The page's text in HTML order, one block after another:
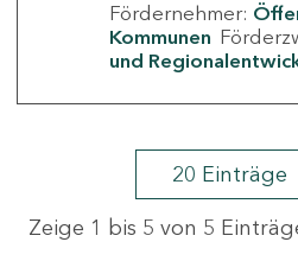
Fördernehmer:
Kommunen
und
20 Einträge
Zeige 1 bis 5 von 5